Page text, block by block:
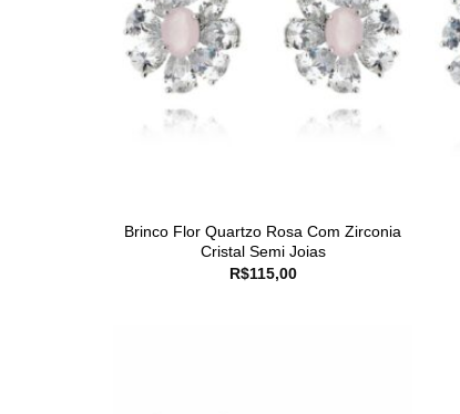
Brinco Flor Quartzo Rosa Com Zirconia
Cristal Semi Joias
R$115,00